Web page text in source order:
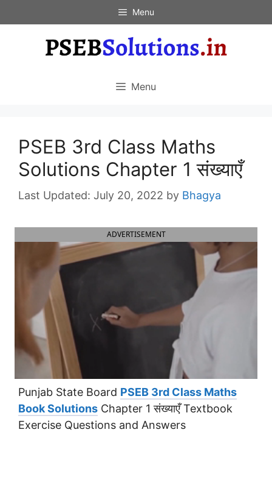
to
Menu
Menu
PSEB 3rd Class Maths
Solutions Chapter 1 संख्याएँ
July 20, 2022 by Bhagya
ADVERTISEMENT
Punjab State Board PSEB 3rd Class Maths
Book Solutions Chapter 1 संख्याएँ Textbook
Exercise Questions and Answers